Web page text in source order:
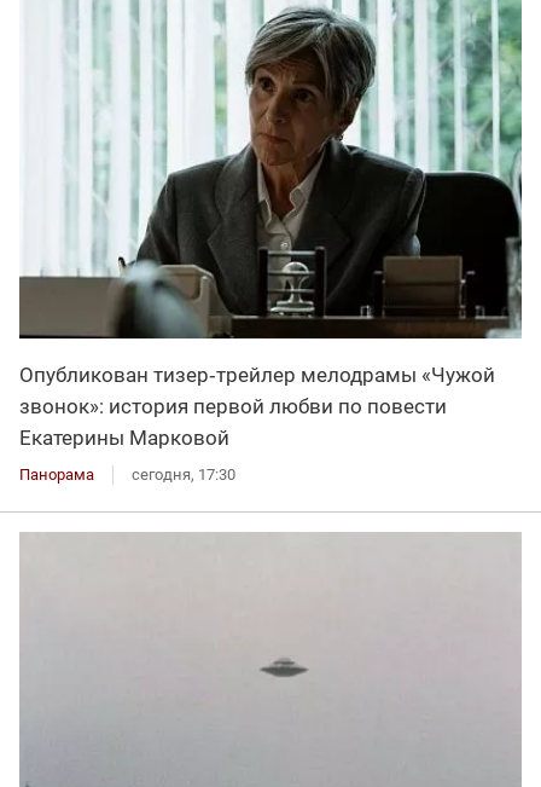
Опубликован тизер‑трейлер мелодрамы «Чужой
звонок»: история первой любви по повести
Екатерины Марковой
Панорама сегодня, 17:30